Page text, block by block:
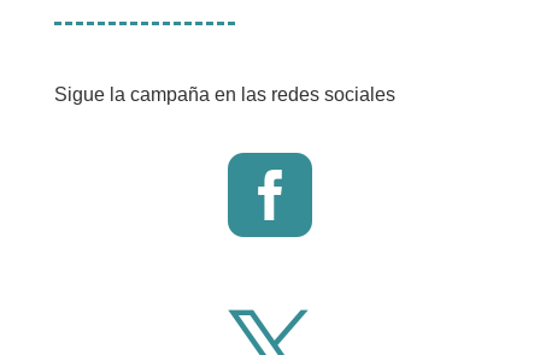
Sigue la campaña en las redes sociales
